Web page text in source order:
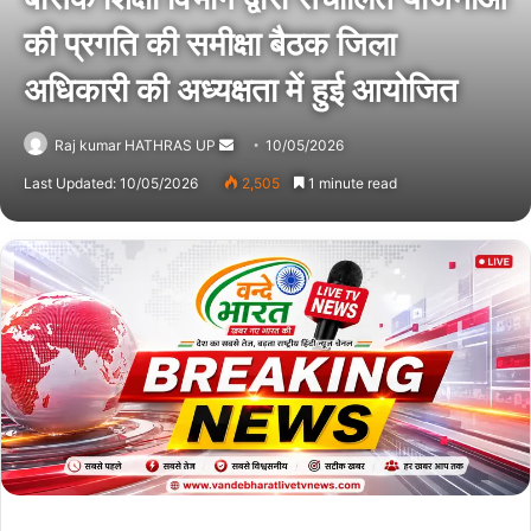
की प्रगति की समीक्षा बैठक जिला
अधिकारी की अध्यक्षता में हुई आयोजित
Raj kumar HATHRAS UP
Send10/05/2026
Last Updated: 10/05/2026 2,505 1 minute read